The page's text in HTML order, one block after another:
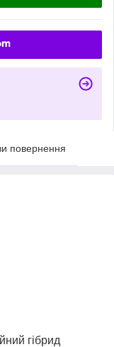
повернення
гібрид